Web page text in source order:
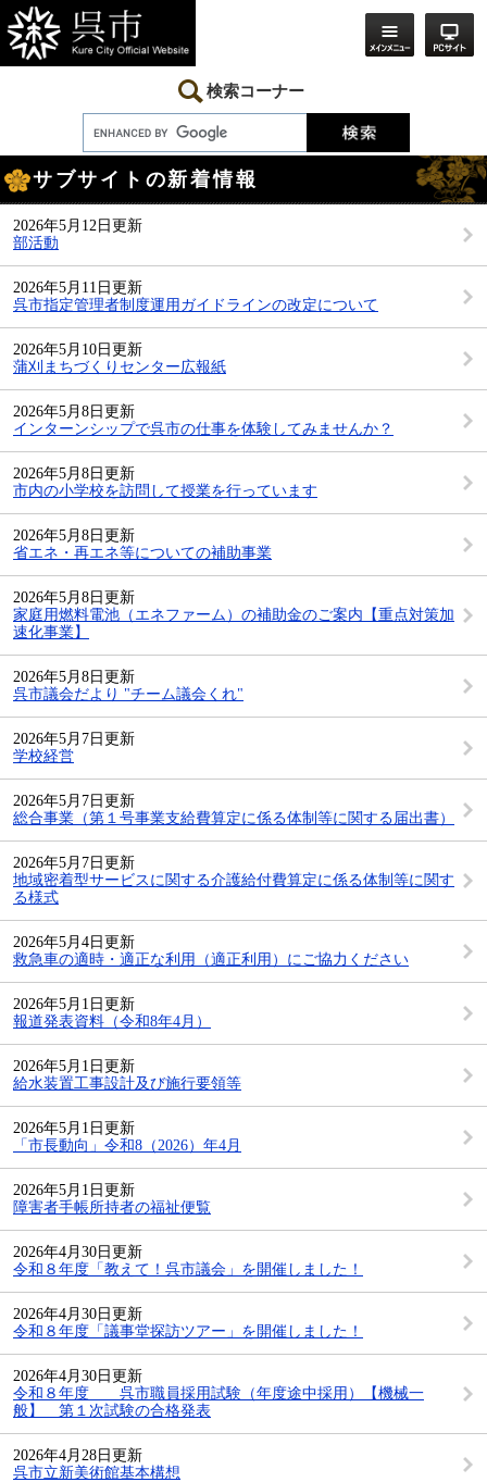
ー
ジ
の
ニ
ュ
ー
て
本
文
へ
検索コーナー
文
サブサイトの新着情報
2026年5月12日更新
部活動
2026年5月11日更新
呉市指定管理者制度運用ガイドラインの改定について
2026年5月10日更新
蒲刈まちづくりセンター広報紙
2026年5月8日更新
インターンシップで呉市の仕事を体験してみませんか？
2026年5月8日更新
市内の小学校を訪問して授業を行っています
2026年5月8日更新
省エネ・再エネ等についての補助事業
2026年5月8日更新
家庭用燃料電池（エネファーム）の補助金のご案内【重点対策加
速化事業】
2026年5月8日更新
呉市議会だより "チーム議会くれ"
2026年5月7日更新
学校経営
2026年5月7日更新
総合事業（第１号事業支給費算定に係る体制等に関する届出書）
2026年5月7日更新
地域密着型サービスに関する介護給付費算定に係る体制等に関す
る様式
2026年5月4日更新
救急車の適時・適正な利用（適正利用）にご協力ください
2026年5月1日更新
報道発表資料（令和8年4月）
2026年5月1日更新
給水装置工事設計及び施行要領等
2026年5月1日更新
「市長動向」令和8（2026）年4月
2026年5月1日更新
障害者手帳所持者の福祉便覧
2026年4月30日更新
令和８年度「教えて！呉市議会」を開催しました！
2026年4月30日更新
令和８年度「議事堂探訪ツアー」を開催しました！
2026年4月30日更新
令和８年度 呉市職員採用試験（年度途中採用）【機械一
般】 第１次試験の合格発表
2026年4月28日更新
呉市立新美術館基本構想